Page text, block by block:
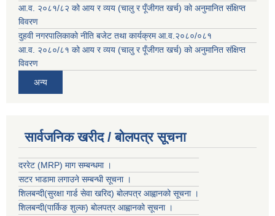
आ.व. २०८१/८२ को आय र व्यय (चालु र पूँजीगत खर्च) को अनुमानित संक्षिप्त
विवरण
दुहवी नगरपालिकाको नीति बजेट तथा कार्यक्रम आ.व.२०८०/०८१
आ.व. २०८०/८१ को आय र व्यय (चालु र पूँजीगत खर्च) को अनुमानित संक्षिप्त
विवरण
अन्य
सार्वजनिक खरीद / बोलपत्र सूचना
दररेट (MRP) माग सम्बन्धमा ।
सटर भाडामा लगाउने सम्बन्धी सूचना ।
शिलबन्दी(सुरक्षा गार्ड सेवा खरिद) बोलपत्र आह्वानको सूचना ।
शिलबन्दी(पार्किङ शुल्क) बोलपत्र आह्वानको सूचना ।